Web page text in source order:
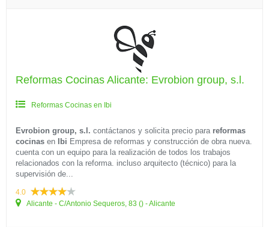
Reformas Cocinas Alicante: Evrobion group, s.l.
Reformas Cocinas en Ibi
Evrobion group, s.l. contáctanos y solicita precio para reformas
cocinas en Ibi Empresa de reformas y construcción de obra nueva.
cuenta con un equipo para la realización de todos los trabajos
relacionados con la reforma. incluso arquitecto (técnico) para la
supervisión de...
4.0
Alicante - C/Antonio Sequeros, 83 () - Alicante